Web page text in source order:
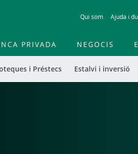
Qui som Ajuda i
i Préstecs Estalvi i inversió
PRIVADA NEGOCIS